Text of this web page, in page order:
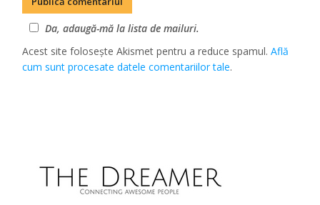
Da, adaugă-mă la lista de mailuri.
Acest site folosește Akismet pentru a reduce spamul.Află
cum sunt procesate datele comentariilor tale.